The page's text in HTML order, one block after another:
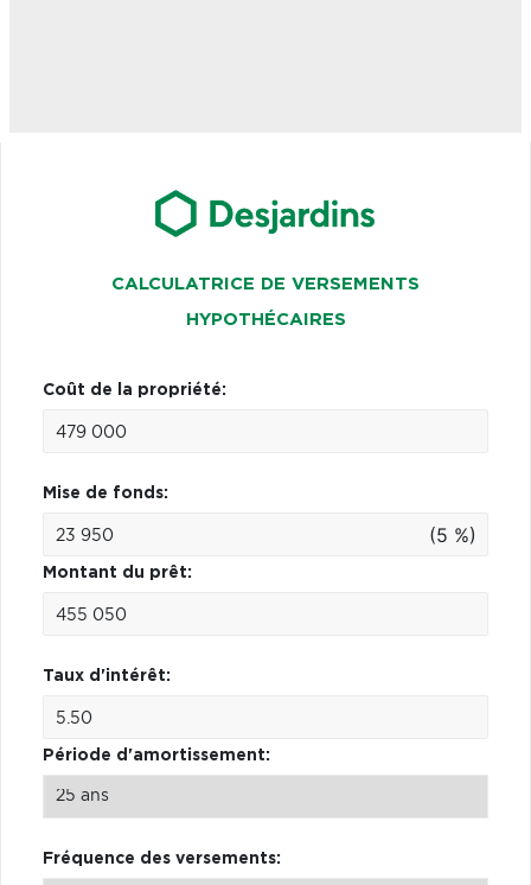
CALCULATRICE DE VERSEMENTS
HYPOTHÉCAIRES
Coût de la propriété:
Mise de fonds:
(5 %)
Montant du prêt:
Taux d'intérêt:
Période d'amortissement:
Fréquence des versements: